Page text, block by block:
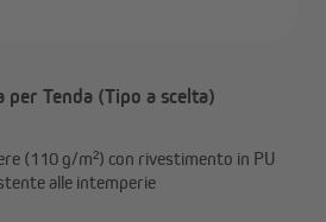
Tenda (Tipo a scelta)
(110 g/m²) con rivestimento in PU
alle intemperie